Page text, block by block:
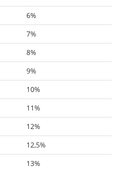
6%
7%
8%
9%
10%
11%
12%
12,5%
13%